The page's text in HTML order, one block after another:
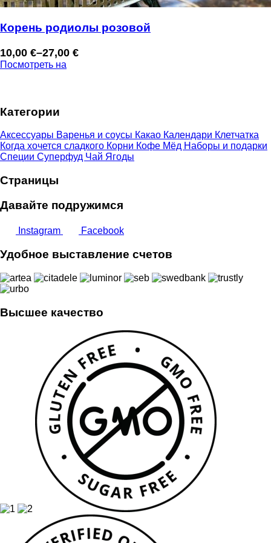
Корень родиолы розовой
10,00 €–27,00 €
Диапазон
цен:
27,00 €
Посмотреть на
Категории
Аксессуары Варенья и соусы Какао Календари Клетчатка
Когда хочется сладкого Корни Кофе Мёд Наборы и подарки
Специи Суперфуд Чай Ягоды
Страницы
Давайте подружимся
Instagram Facebook
Удобное выставление счетов
Высшее качество